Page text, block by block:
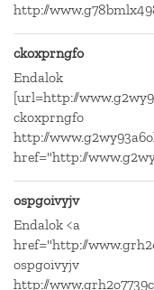
http://
ckoxprngfo
Endalok
[url=http://
ckoxprngfo
http://
href="http://
ospgoivyjv
Endalok <a
href="http://
ospgoivyjv
http://